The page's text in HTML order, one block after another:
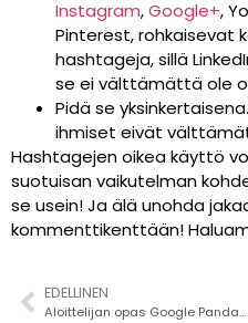
Instagram,Google+,
Pinterest, rohkaisevat
hashtageja, sillä
se ei välttämättä ole
Pidä se
ihmiset eivät
Hashtagejen oikea käyttö
suotuisan vaikutelman
se usein! Ja älä unohda
kommenttikenttään!
EDELLINEN
Aloittelijan opas Google Panda -algoritmiin